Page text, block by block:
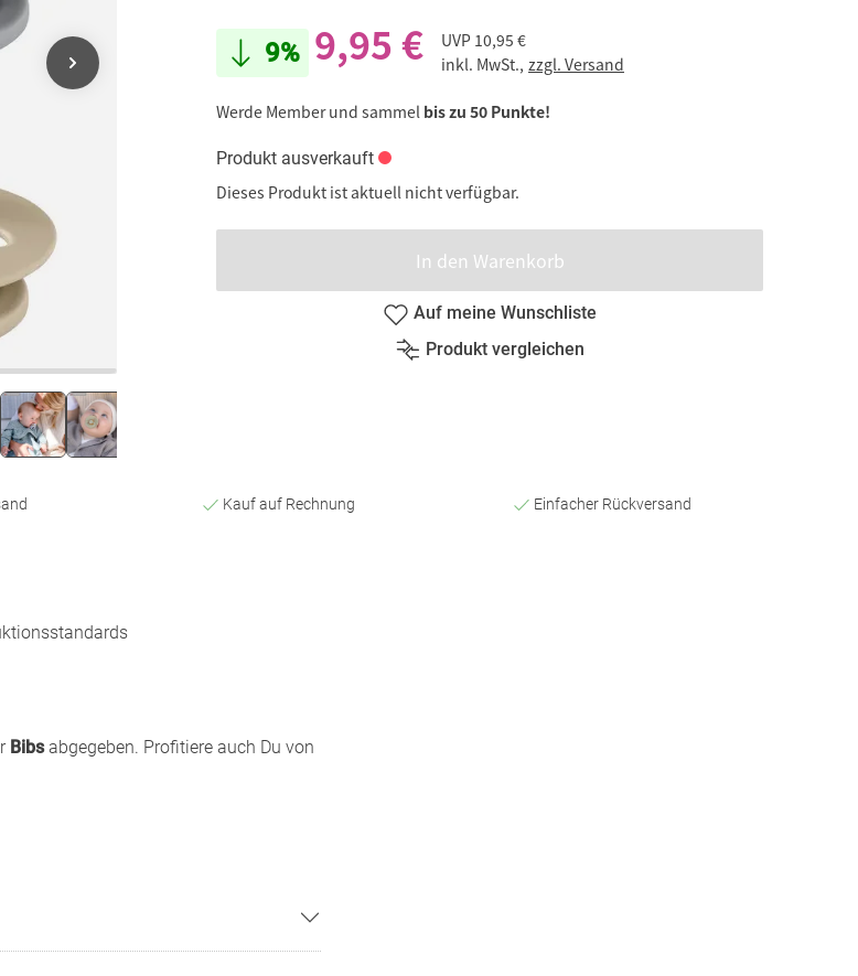
9% 9,95 € UVP 10,95 €
inkl. MwSt., zzgl. Versand
Werde Member und sammel bis zu 50 Punkte!
Produkt ausverkauft
Dieses Produkt ist aktuell nicht verfügbar.
In den Warenkorb
Auf meine Wunschliste
Produkt vergleichen
Kauf auf Rechnung Einfacher Rückversand
Bibsabgegeben. Profitiere auch Du von